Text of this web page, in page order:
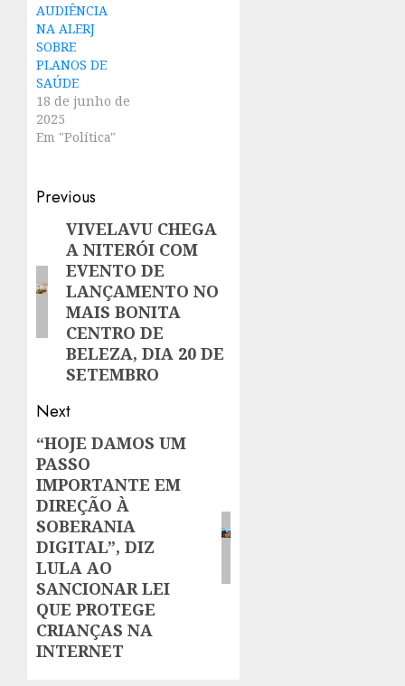
AUDIÊNCIA
NA ALERJ
SOBRE
PLANOS DE
SAÚDE
18 de junho de
2025
Em "Política"
Post
navigation
Previous
Previous
post:
VIVELAVU CHEGA
A NITERÓI COM
EVENTO DE
LANÇAMENTO NO
MAIS BONITA
CENTRO DE
BELEZA, DIA 20 DE
SETEMBRO
Next
Next
post:
“HOJE DAMOS UM
PASSO
IMPORTANTE EM
DIREÇÃO À
SOBERANIA
DIGITAL”, DIZ
LULA AO
SANCIONAR LEI
QUE PROTEGE
CRIANÇAS NA
INTERNET